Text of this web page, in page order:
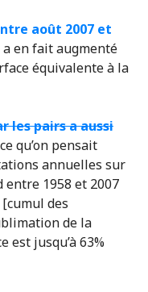
août 2007 et
en fait augmenté
équivalente à la
les pairs a aussi
qu’on pensait
annuelles sur
1958 et 2007
des
de la
est jusqu’à 63%